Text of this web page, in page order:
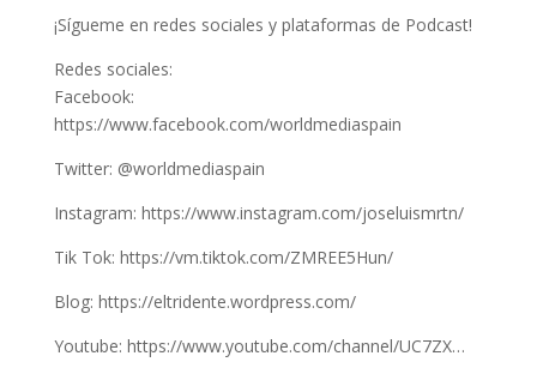
¡Sígueme en redes sociales y plataformas de Podcast!
Redes sociales:
Facebook:
https://www.facebook.com/worldmediaspain
Twitter: @worldmediaspain
Instagram: https://www.instagram.com/joseluismrtn/
Tik Tok: https://vm.tiktok.com/ZMREE5Hun/
Blog: https://eltridente.wordpress.com/
Youtube: https://www.youtube.com/channel/UC7ZX…